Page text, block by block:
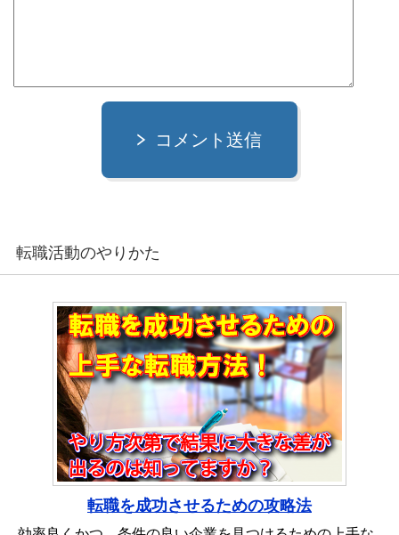
コメント送信
転職活動のやりかた
転職を成功させるための攻略法